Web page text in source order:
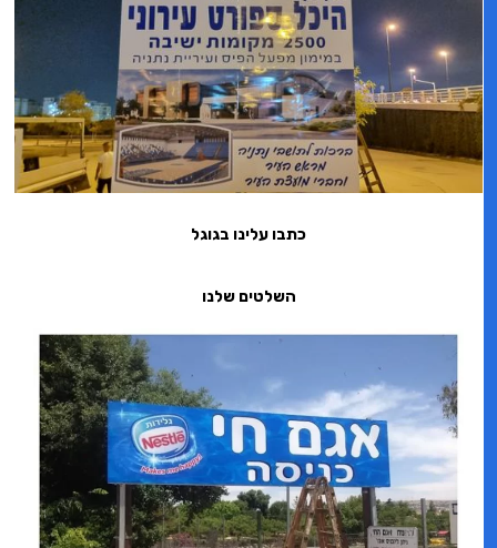
כתבו עלינו בגוגל
השלטים שלנו